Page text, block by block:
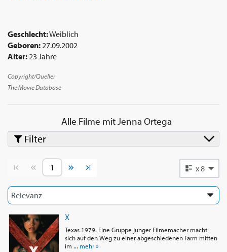
Hauptrolle im Netflix-Familienfilm "Yes Day" (2021). Ortega
erhielt kritisches Lob für ihre Leistung im Teendrama "The
Fallout" (2021) und spielte anschließend in den Slasher-Filmen
(2023), wodurch sie sich als Scream Queen etablierte. Sie
Horrorkomödie-Serie "Wednesday" (2022), wofür sie für einen
Primetime Emmy Award, einen Golden Globe Award und einen
SAG Award nominiert wurde. Die obige Beschreibung stammt
aus dem Wikipedia-Artikel Jenna Ortega, lizenziert unter CC-
BY-SA, vollständige Liste der Mitwirkenden auf Wikipedia.
Geschlecht:Weiblich
Geboren: 27.09.2002
Alter: 23 Jahre
Copyright/Quelle:
The Movie Database
Alle Filme mit Jenna Ortega
Vorherige SeiteNächste Seite x 8
X
Texas 1979. Eine Gruppe junger Filmemacher macht
sich auf den Weg zu einer abgeschiedenen Farm mitten
im ... mehr »
Filter